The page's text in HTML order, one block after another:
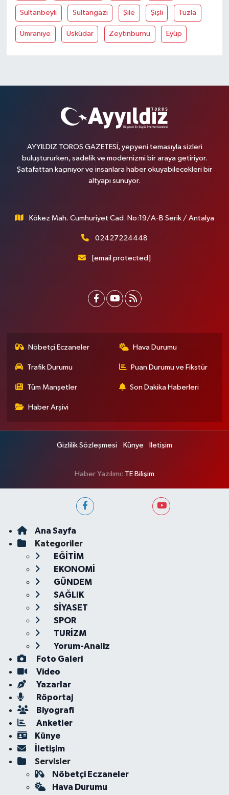
Sultanbeyli Sultangazi Şile Şişli Tuzla
Ümraniye Üsküdar Zeytinburnu Eyüp
AYYILDIZ TOROS GAZETESİ, yepyeni temasıyla sizleri
buluştururken, sadelik ve modernizmi bir araya getiriyor.
Şatafattan kaçınıyor ve insanlara haber okuyabilecekleri bir
altyapı sunuyor.
Kökez Mah. Cumhuriyet Cad. No:19/A-B Serik / Antalya
02427224448
[email protected]
Nöbetçi Eczaneler Hava Durumu
Trafik Durumu Puan Durumu ve Fikstür
Tüm Manşetler Son Dakika Haberleri
Haber Arşivi
Gizlilik Sözleşmesi Künye İletişim
Haber Yazılımı: TE Bilişim
Ana Sayfa
Kategoriler
EĞİTİM
EKONOMİ
GÜNDEM
SAĞLIK
SİYASET
SPOR
TURİZM
Yorum-Analiz
Foto Galeri
Video
Yazarlar
Röportaj
Biyografi
Anketler
Künye
İletişim
Servisler
Nöbetçi Eczaneler
Hava Durumu